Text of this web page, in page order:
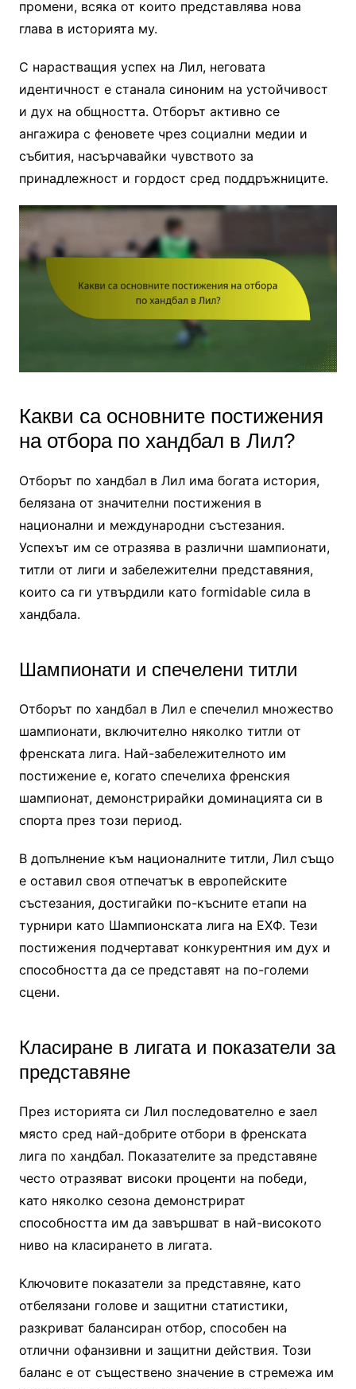
промени, всяка от които представлява нова
глава в историята му.
С нарастващия успех на Лил, неговата
идентичност е станала синоним на устойчивост
и дух на общността. Отборът активно се
ангажира с феновете чрез социални медии и
събития, насърчавайки чувството за
принадлежност и гордост сред поддръжниците.
Какви са основните постижения
на отбора по хандбал в Лил?
Отборът по хандбал в Лил има богата история,
белязана от значителни постижения в
национални и международни състезания.
Успехът им се отразява в различни шампионати,
титли от лиги и забележителни представяния,
които са ги утвърдили като formidable сила в
хандбала.
Шампионати и спечелени титли
Отборът по хандбал в Лил е спечелил множество
шампионати, включително няколко титли от
френската лига. Най-забележителното им
постижение е, когато спечелиха френския
шампионат, демонстрирайки доминацията си в
спорта през този период.
В допълнение към националните титли, Лил също
е оставил своя отпечатък в европейските
състезания, достигайки по-късните етапи на
турнири като Шампионската лига на ЕХФ. Тези
постижения подчертават конкурентния им дух и
способността да се представят на по-големи
сцени.
Класиране в лигата и показатели за
представяне
През историята си Лил последователно е заел
място сред най-добрите отбори в френската
лига по хандбал. Показателите за представяне
често отразяват високи проценти на победи,
като няколко сезона демонстрират
способността им да завършват в най-високото
ниво на класирането в лигата.
Ключовите показатели за представяне, като
отбелязани голове и защитни статистики,
разкриват балансиран отбор, способен на
отлични офанзивни и защитни действия. Този
баланс е от съществено значение в стремежа им